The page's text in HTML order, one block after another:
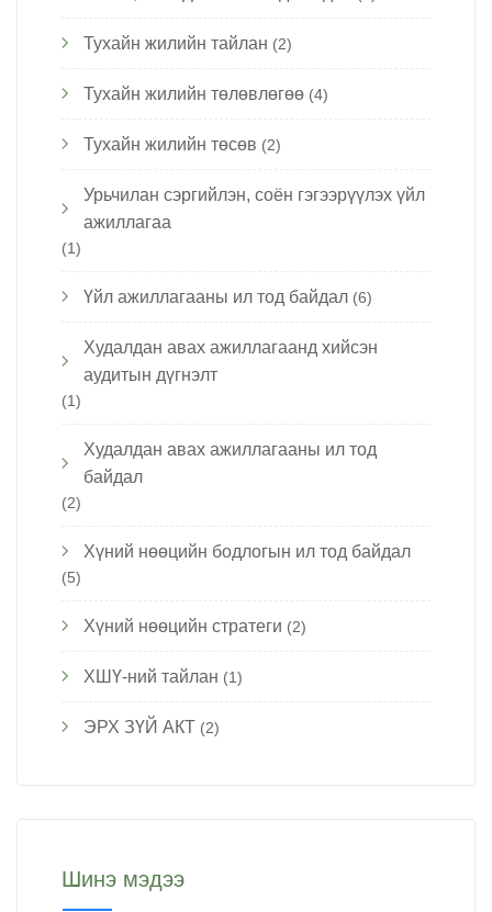
Тухайн жилийн тайлан (2)
Тухайн жилийн төлөвлөгөө (4)
Тухайн жилийн төсөв (2)
Урьчилан сэргийлэн, соён гэгээрүүлэх үйл
ажиллагаа
(1)
Үйл ажиллагааны ил тод байдал (6)
Худалдан авах ажиллагаанд хийсэн
аудитын дүгнэлт
(1)
Худалдан авах ажиллагааны ил тод
байдал
(2)
Хүний нөөцийн бодлогын ил тод байдал
(5)
Хүний нөөцийн стратеги (2)
ХШҮ-ний тайлан (1)
ЭРХ ЗҮЙ АКТ (2)
Шинэ мэдээ